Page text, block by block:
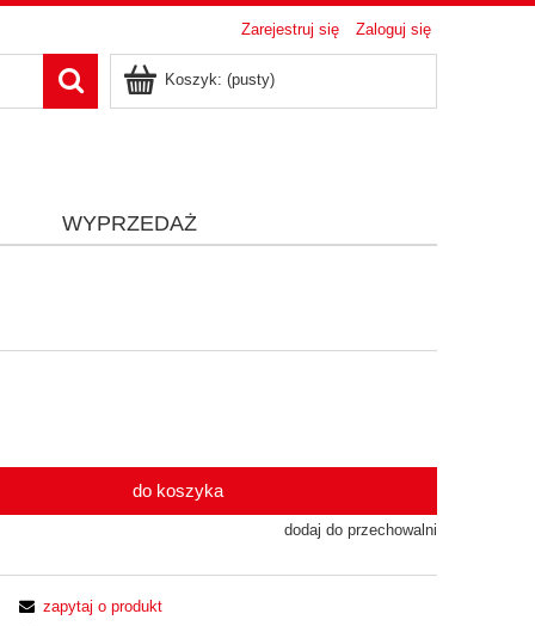
Zarejestruj się Zaloguj się
Koszyk: (pusty)
WYPRZEDAŻ
do koszyka
dodaj do przechowalni
zapytaj o produkt